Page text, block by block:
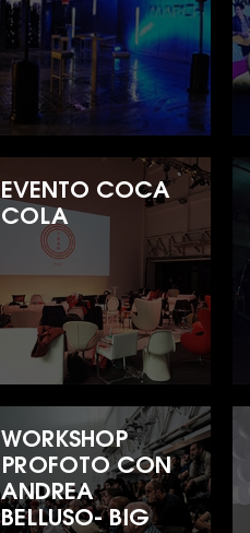
EVENTO COCA
COLA
WORKSHOP
PROFOTO CON
ANDREA
BELLUSO- BIG